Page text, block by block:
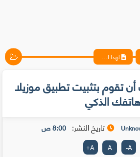
لهذا السبب يجب أن تقوم بتثبيت تطبيق موزيلا فايرفوكس على هاتفك الذكي
تقوم بتثبيت تطبيق موزيلا
الذكي
تاريخ النشر: 8:00 ص
A
-
A
A
+